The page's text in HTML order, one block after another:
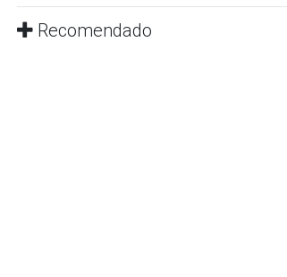
Recomendado